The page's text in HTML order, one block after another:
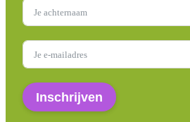
Inschrijven